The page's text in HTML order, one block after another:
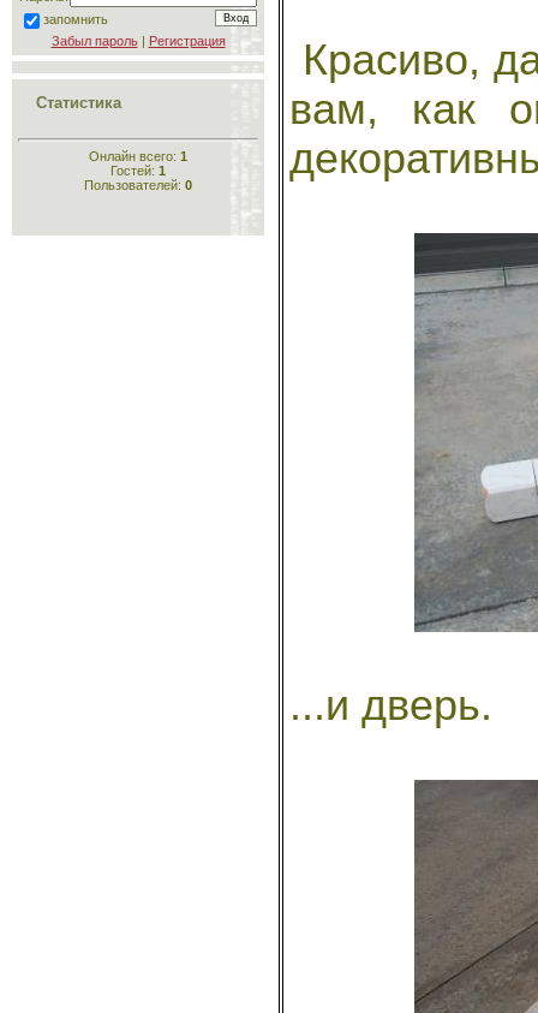
запомнить
Забыл пароль| Регистрация
Статистика
Онлайн всего: 1
Гостей: 1
Пользователей: 0
Красиво,
вам, как
...и дверь.